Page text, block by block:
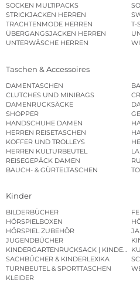
SOCKEN MULTIPACKS
STRICKJACKEN HERREN
TRACHTENMODE HERREN
T-
ÜBERGANGSJACKEN HERREN
UNTERWÄSCHE HERREN
Taschen & Accessoires
DAMENTASCHEN
CLUTCHES UND MINIBAGS
DAMENRUCKSÄCKE
SHOPPER
HANDSCHUHE DAMEN
HERREN REISETASCHEN
KOFFER UND TROLLEYS
HERREN KULTURBEUTEL
REISEGEPÄCK DAMEN
BAUCH- & GÜRTELTASCHEN
Kinder
BILDERBÜCHER
HÖRSPIELBOXEN
HÖRSPIEL ZUBEHÖR
JUGENDBÜCHER
SACHBÜCHER & KINDERLEXIKA
TURNBEUTEL & SPORTTASCHEN
KLEIDER